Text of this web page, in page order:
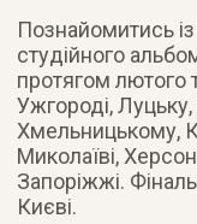
Познайомитись
студійного
протягом лютого
Ужгороді,
Хмельницькому,
Миколаїві,
Запоріжжі.
Києві.